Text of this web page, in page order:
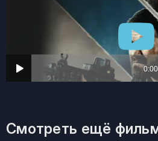
Смотреть ещё